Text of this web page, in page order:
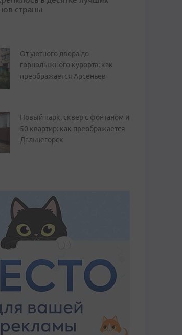
страны
От уютного двора до
горнолыжного курорта: как
преображается Арсеньев
Новый парк, сквер с фонтаном и
50 квартир: как преображается
Дальнегорск